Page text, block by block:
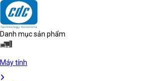
Danh mục sản phẩm
Máy tính